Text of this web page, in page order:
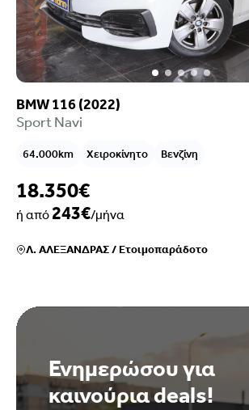
BMW 116 (2022)
Sport Navi
64.000km Χειροκίνητο Βενζίνη
18.350€
ή από243€/μήνα
Λ. ΑΛΕΞΑΝΔΡΑΣ/Ετοιμοπαράδοτο
Ενημερώσου για
καινούρια deals!